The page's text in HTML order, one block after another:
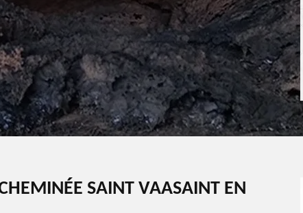
SAINT VAASAINT EN